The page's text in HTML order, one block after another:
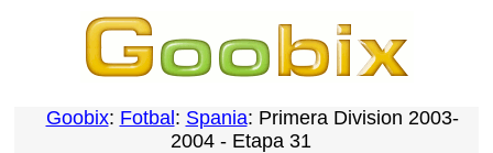
Goobix: Fotbal : Spania: Primera Division 2003-
2004 - Etapa 31